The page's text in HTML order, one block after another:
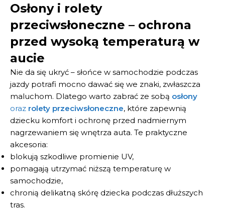
Osłony i rolety
przeciwsłoneczne – ochrona
przed wysoką temperaturą w
aucie
Nie da się ukryć – słońce w samochodzie podczas
jazdy potrafi mocno dawać się we znaki, zwłaszcza
maluchom. Dlatego warto zabrać ze sobą osłony
oraz rolety przeciwsłoneczne, które zapewnią
dziecku komfort i ochronę przed nadmiernym
nagrzewaniem się wnętrza auta. Te praktyczne
akcesoria:
blokują szkodliwe promienie UV,
pomagają utrzymać niższą temperaturę w
samochodzie,
chronią delikatną skórę dziecka podczas dłuższych
tras.